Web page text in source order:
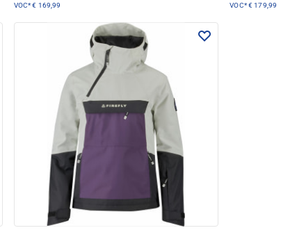
VOC*€ 169,99 VOC*€ 179,99